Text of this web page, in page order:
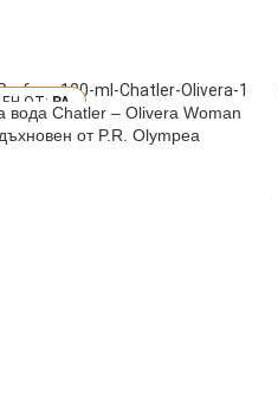
PA
OLYM
Chatler – Olivera Woman
от P.R. Olympea